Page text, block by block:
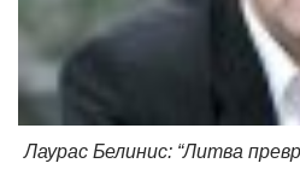
Лаурас Белинис: “Литва